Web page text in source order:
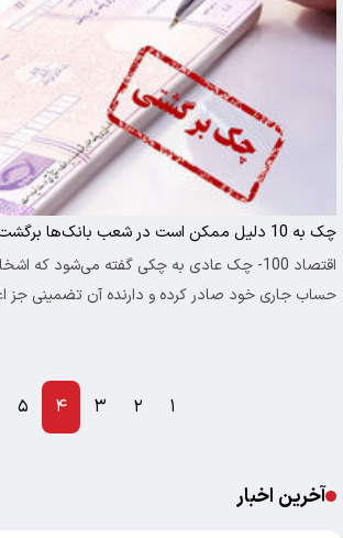
چک به 10 دلیل ممکن است در شعب بانک‌ها برگشت بخورد + جزئیات
اقتصاد 100- چک عادی به چکی گفته می‌شود که
حساب جاری خود صادر کرده و دارنده آن تضمینی جز
۱ ۲ ۳ ۴ ۵
آخرین اخبار